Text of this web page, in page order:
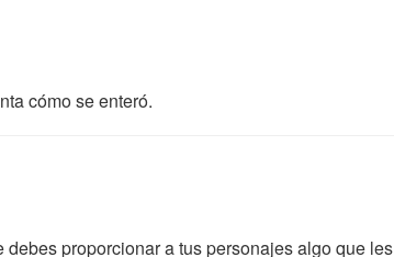
cómo se enteró.
proporcionar a tus personajes algo que les